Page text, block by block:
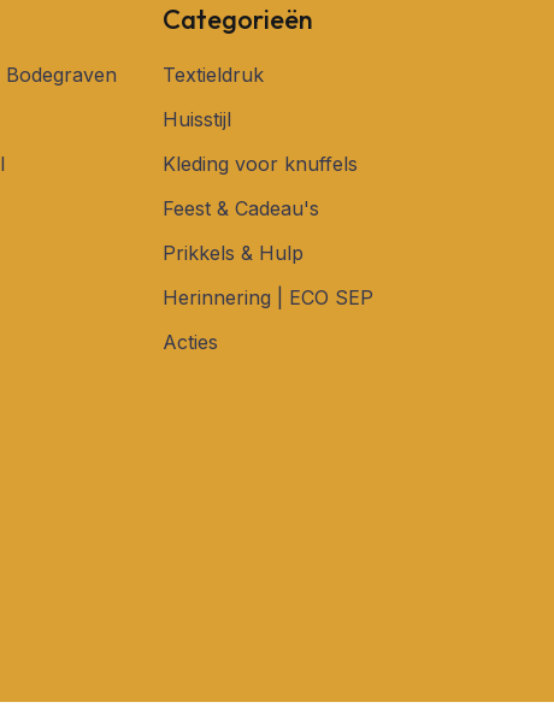
Bodegraven
Categorieën
Textieldruk
Huisstijl
Kleding voor knuffels
Feest & Cadeau's
Prikkels & Hulp
Herinnering | ECO SEP
Acties